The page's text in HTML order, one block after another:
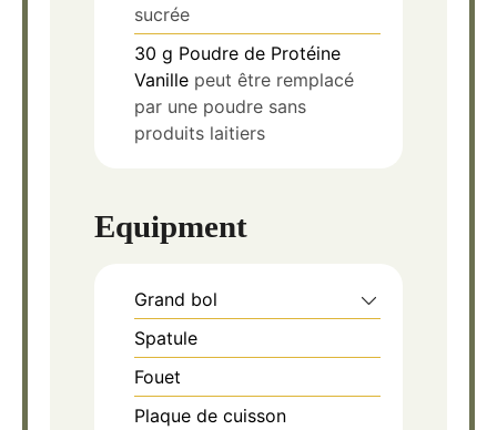
sucrée
30 g Poudre de Protéine
Vanille peut être remplacé
par une poudre sans
produits laitiers
Equipment
Grand bol
Spatule
Fouet
Plaque de cuisson